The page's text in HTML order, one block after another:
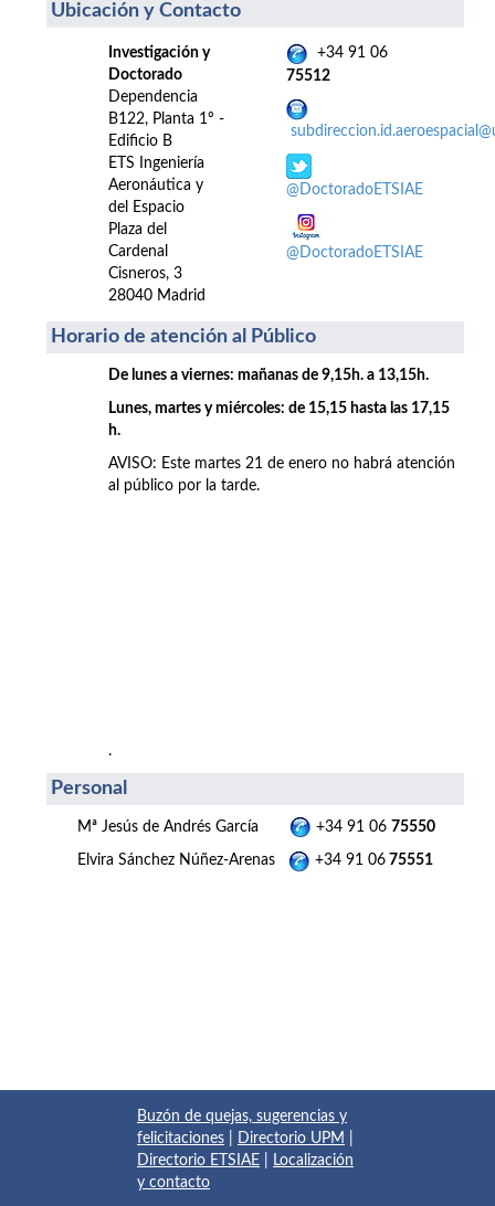
Ubicación y Contacto
Investigación y
Doctorado
Dependencia
B122, Planta 1º -
Edificio B
ETS Ingeniería
Aeronáutica y
del Espacio
Plaza del
Cardenal
Cisneros, 3
28040 Madrid
+34 91 06
75512
@DoctoradoETSIAE
@DoctoradoETSIAE
Horario de atención al Público
De lunes a viernes: mañanas de 9,15h. a 13,15h.
Lunes, martes y miércoles: de 15,15 hasta las 17,15
h.
AVISO: Este martes 21 de enero no habrá atención
al público por la tarde.
.
Personal
Mª Jesús de Andrés García +34 91 06 75550
Elvira Sánchez Núñez-Arenas +34 91 06 75551
Buzón de quejas, sugerencias y
felicitaciones
Directorio UPM
Directorio ETSIAE
Localización
y contacto